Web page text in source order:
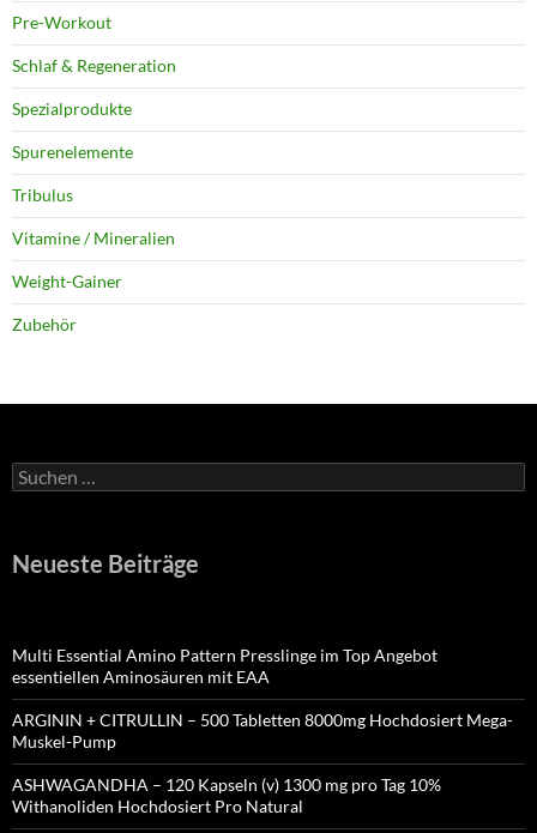
Pre-Workout
Schlaf & Regeneration
Spezialprodukte
Spurenelemente
Tribulus
Vitamine / Mineralien
Weight-Gainer
Zubehör
Suchen
nach:
Neueste Beiträge
Multi Essential Amino Pattern Presslinge im Top Angebot
essentiellen Aminosäuren mit EAA
ARGININ + CITRULLIN – 500 Tabletten 8000mg Hochdosiert Mega-
Muskel-Pump
ASHWAGANDHA – 120 Kapseln (v) 1300 mg pro Tag 10%
Withanoliden Hochdosiert Pro Natural